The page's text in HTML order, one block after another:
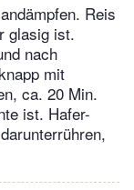
Reis
glasig ist.
nach
mit
ca. 20 Min.
ist. Hafer-